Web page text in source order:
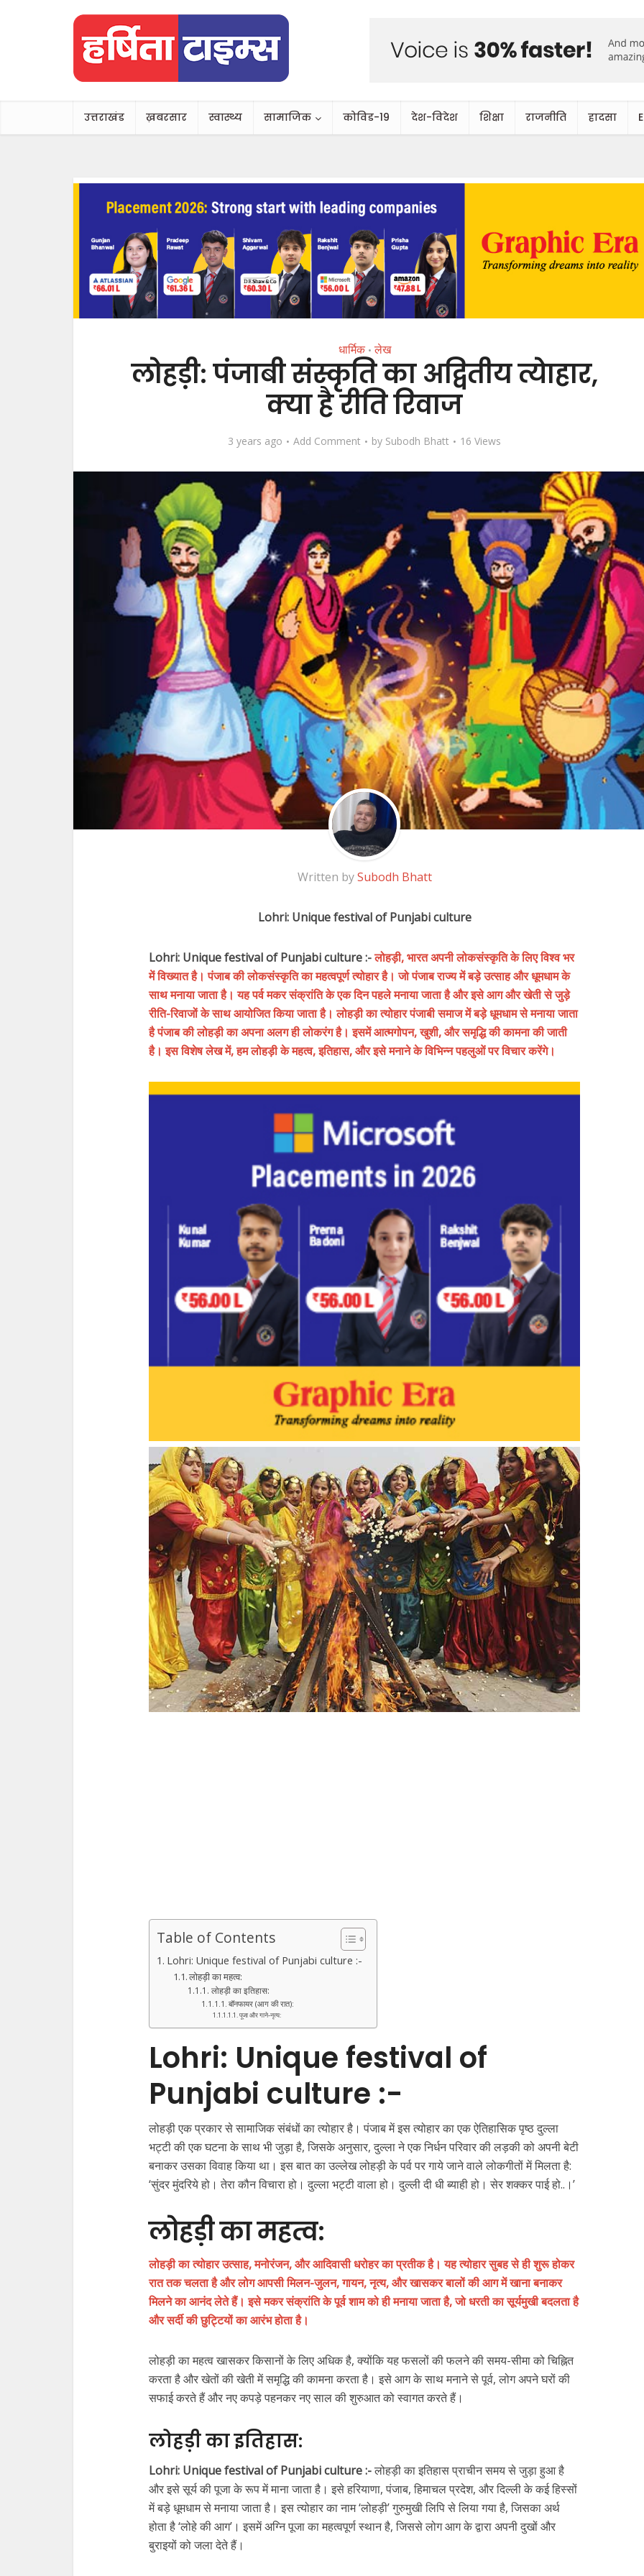
उत्तराखंड ख़बरसार स्वास्थ्य सामाजिक कोविड-19 देश-विदेश शिक्षा राजनीति हादसा
धार्मिक • लेख
लोहड़ी: पंजाबी संस्कृति का अद्वितीय त्येाहार,
क्या है रीति रिवाज
3 years ago Add Comment by Subodh Bhatt 16 Views
Written bySubodh Bhatt
Lohri: Unique festival of Punjabi culture
Lohri: Unique festival of Punjabi culture :-लोहड़ी, भारत अपनी लोकसंस्कृति के लिए विश्व भर
में विख्यात है। पंजाब की लोकसंस्कृति का महत्वपूर्ण त्योहार है। जो पंजाब राज्य में बड़े उत्साह और धूमधाम के
साथ मनाया जाता है। यह पर्व मकर संक्रांति के एक दिन पहले मनाया जाता है और इसे आग और खेती से जुड़े
रीति-रिवाजों के साथ आयोजित किया जाता है। लोहड़ी का त्योहार पंजाबी समाज में बड़े धूमधाम से मनाया जाता
है पंजाब की लोहड़ी का अपना अलग ही लोकरंग है। इसमें आत्मगोपन, खुशी, और समृद्धि की कामना की जाती
है। इस विशेष लेख में, हम लोहड़ी के महत्व, इतिहास, और इसे मनाने के विभिन्न पहलुओं पर विचार करेंगे।
Table of Contents
Lohri: Unique festival of Punjabi culture :-
लोहड़ी का महत्व:
लोहड़ी का इतिहास:
बॉनफायर (आग की रात):
पूजा और गाने-नृत्य:
Lohri: Unique festival of
Punjabi culture :-
लोहड़ी एक प्रकार से सामाजिक संबंधों का त्योहार है। पंजाब में इस त्योहार का एक ऐतिहासिक पृष्ठ दुल्ला
भट्टी की एक घटना के साथ भी जुड़ा है, जिसके अनुसार, दुल्ला ने एक निर्धन परिवार की लड़की को अपनी बेटी
बनाकर उसका विवाह किया था। इस बात का उल्लेख लोहड़ी के पर्व पर गाये जाने वाले लोकगीतों में मिलता है:
‘सुंदर मुंदरिये हो। तेरा कौन विचारा हो। दुल्ला भट्टी वाला हो। दुल्ली दी धी ब्याही हो। सेर शक्कर पाई हो..।’
लोहड़ी का महत्व:
लोहड़ी का त्योहार उत्साह, मनोरंजन, और आदिवासी धरोहर का प्रतीक है। यह त्योहार सुबह से ही शुरू होकर
रात तक चलता है और लोग आपसी मिलन-जुलन, गायन, नृत्य, और खासकर बालों की आग में खाना बनाकर
मिलने का आनंद लेते हैं। इसे मकर संक्रांति के पूर्व शाम को ही मनाया जाता है, जो धरती का सूर्यमुखी बदलता है
और सर्दी की छुट्टियों का आरंभ होता है।
लोहड़ी का महत्व खासकर किसानों के लिए अधिक है, क्योंकि यह फसलों की फलने की समय-सीमा को चिह्नित
करता है और खेतों की खेती में समृद्धि की कामना करता है। इसे आग के साथ मनाने से पूर्व, लोग अपने घरों की
सफाई करते हैं और नए कपड़े पहनकर नए साल की शुरुआत को स्वागत करते हैं।
लोहड़ी का इतिहास:
Lohri: Unique festival of Punjabi culture :-लोहड़ी का इतिहास प्राचीन समय से जुड़ा हुआ है
और इसे सूर्य की पूजा के रूप में माना जाता है। इसे हरियाणा, पंजाब, हिमाचल प्रदेश, और दिल्ली के कई हिस्सों
में बड़े धूमधाम से मनाया जाता है। इस त्योहार का नाम ‘लोहड़ी’ गुरुमुखी लिपि से लिया गया है, जिसका अर्थ
होता है ‘लोहे की आग’। इसमें अग्नि पूजा का महत्वपूर्ण स्थान है, जिससे लोग आग के द्वारा अपनी दुखों और
बुराइयों को जला देते हैं।